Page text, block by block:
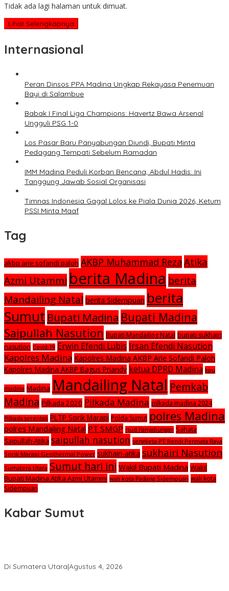
Tidak ada lagi halaman untuk dimuat.
Lihat Selengkapnya
Internasional
Peran Dinsos PPA Madina Ungkap Rekayasa Penemuan
Bayi di Salambue
Babak I Final Liga Champions: Havertz Bawa Arsenal
Ungguli PSG 1-0
Los Pasar Baru Panyabungan Diundi, Bupati Minta
Pedagang Tempati Sebelum Ramadan
IMM Madina Peduli Korban Bencana, Abdul Hadis: Ini
Tanggung Jawab Sosial Organisasi
Timnas Indonesia Gagal Lolos ke Piala Dunia 2026, Ketum
PSSI Minta Maaf
Tag
akbp arie sofandi paloh AKBP Muhammad Reza Atika
Azmi Utammi berita Madina berita
Mandailing Natal berita Sidempuan berita
Sumut Bupati Madina Bupati Madina
Saipullah Nasution Bupati Mandailing Natal bupati sukhairi
nasution Covid-19 Erwin Efendi Lubis Irsan Efendi Nasution
Kapolres Madina Kapolres Madina AKBP Arie Sofandi Paloh
Kapolres Madina AKBP Bagus Priandy ketua DPRD Madina kpu
madina Madina Mandailing Natal Pemkab
Madina Pilkada 2020 Pilkada Madina pilkada madina 2024
Pilkada serentak PLTP Sorik Marapi Polda Sumut polres Madina
polres Mandailing Natal PT SMGP rsud Panyabungan Sahata
Saipullah-Atika saipullah nasution sengketa PT Rendi Permata Raya
Sorik Marapi Geothermal Power sukhairi-atika sukhairi Nasution
Sumatera Utara Sumut hari ini Wakil Bupati Madina Wakil
Bupati Madina Atika Azmi Utammi wali kota Padang Sidempuan wali kota
Sidempuan
Kabar Sumut
Di Sumatera Utara|Agustus 4, 2026